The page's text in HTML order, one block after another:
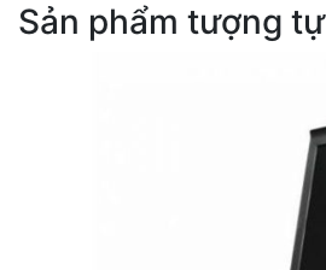
Sản phẩm tượng tự